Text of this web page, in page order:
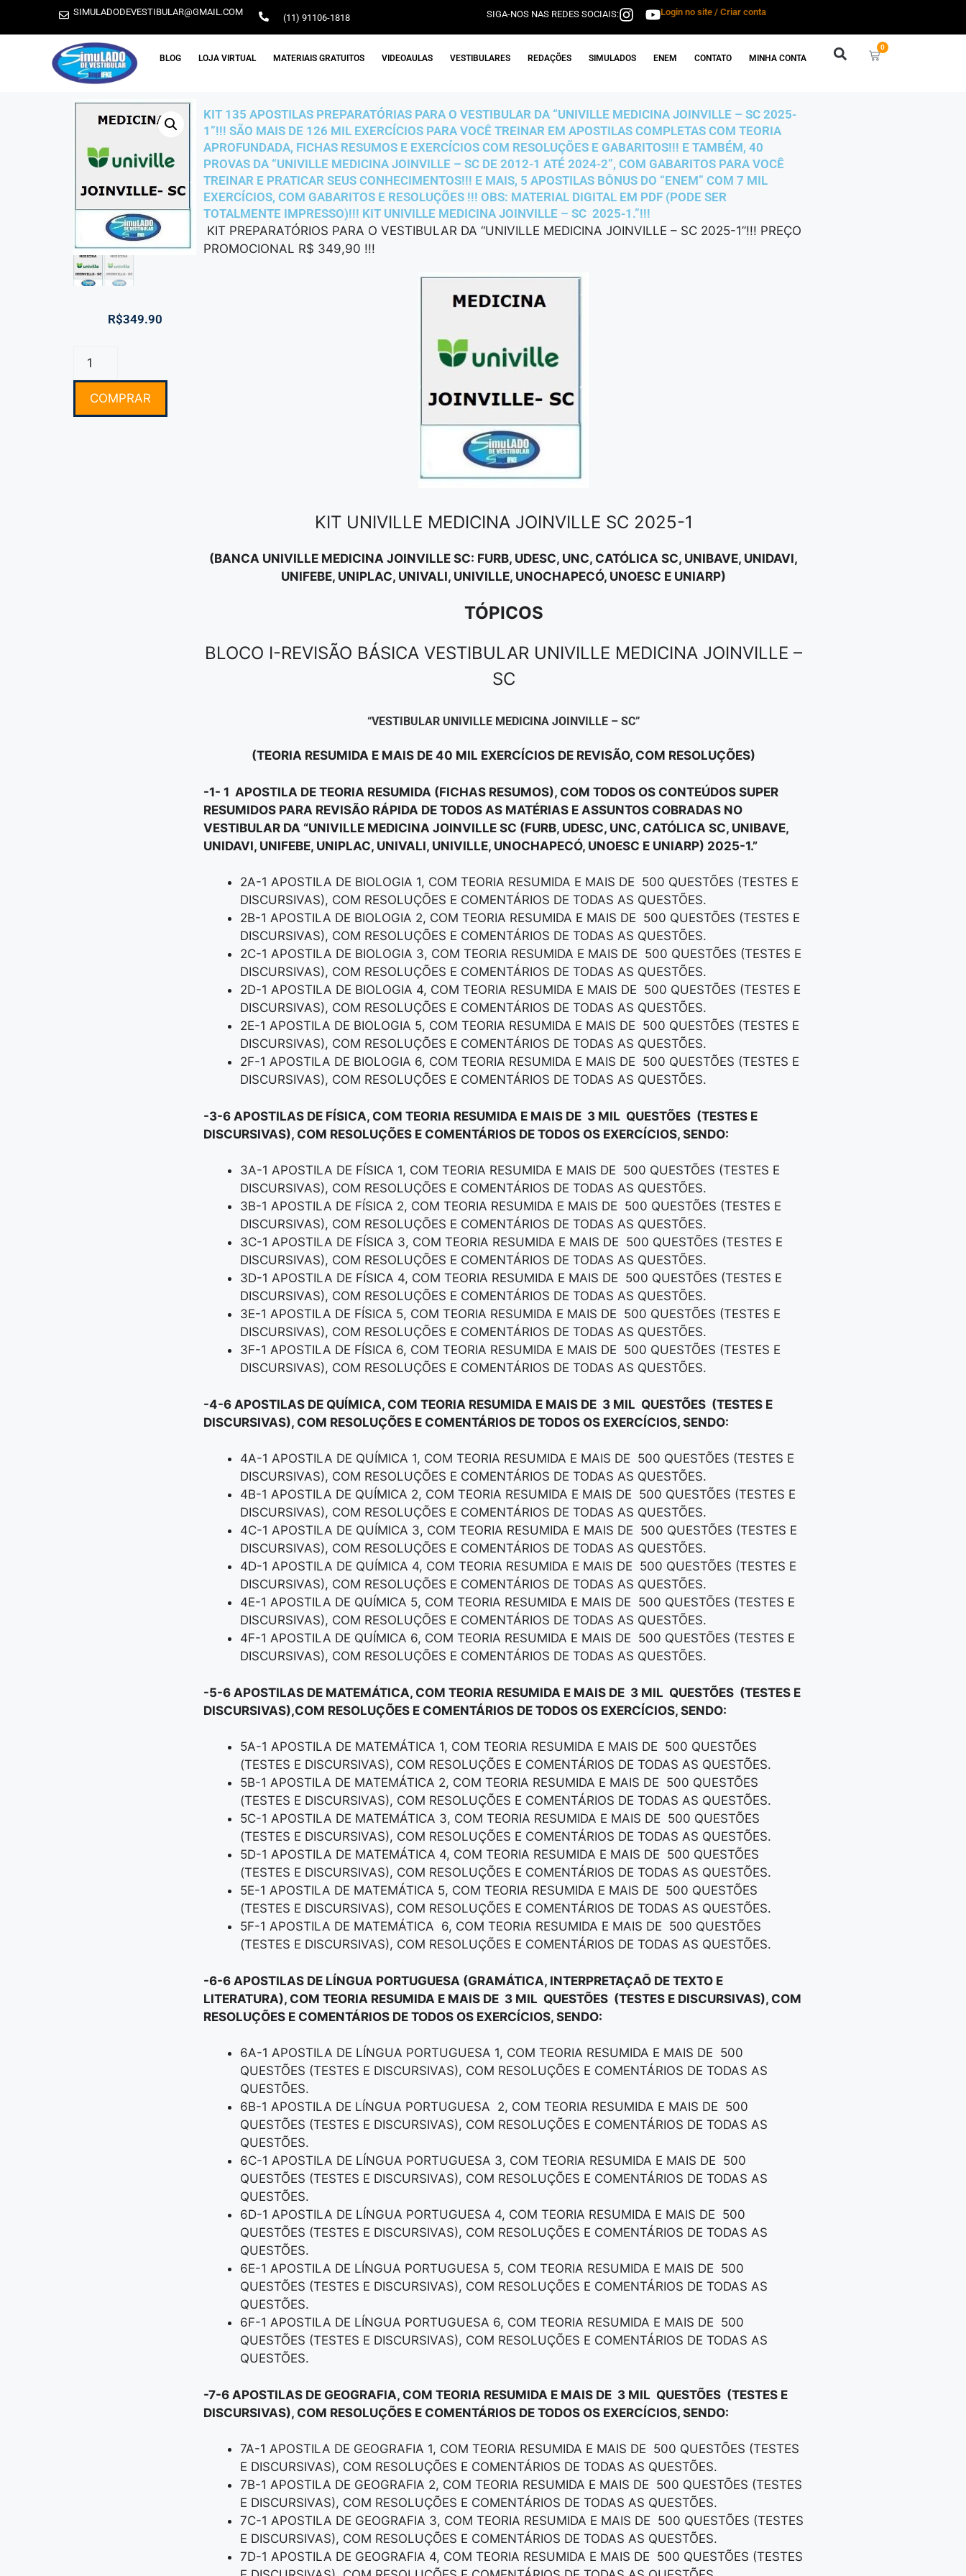
SIMULADODEVESTIBULAR@GMAIL.COM (11) 91106-1818 SIGA-NOS NAS REDES SOCIAIS: Login no site / Criar conta
BLOG LOJA VIRTUAL MATERIAIS GRATUITOS VIDEOAULAS VESTIBULARES REDAÇÕES SIMULADOS ENEM CONTATO MINHA CONTA
0
R$349.90
COMPRAR
KIT 135 APOSTILAS PREPARATÓRIAS PARA O VESTIBULAR DA “UNIVILLE MEDICINA JOINVILLE – SC 2025-
1”!!! SÃO MAIS DE 126 MIL EXERCÍCIOS PARA VOCÊ TREINAR EM APOSTILAS COMPLETAS COM TEORIA
APROFUNDADA, FICHAS RESUMOS E EXERCÍCIOS COM RESOLUÇÕES E GABARITOS!!! E TAMBÉM, 40
PROVAS DA “UNIVILLE MEDICINA JOINVILLE – SC DE 2012-1 ATÉ 2024-2”, COM GABARITOS PARA VOCÊ
TREINAR E PRATICAR SEUS CONHECIMENTOS!!! E MAIS, 5 APOSTILAS BÔNUS DO “ENEM” COM 7 MIL
EXERCÍCIOS, COM GABARITOS E RESOLUÇÕES !!! OBS: MATERIAL DIGITAL EM PDF (PODE SER
TOTALMENTE IMPRESSO)!!! KIT UNIVILLE MEDICINA JOINVILLE – SC 2025-1.”!!!
KIT PREPARATÓRIOS PARA O VESTIBULAR DA “UNIVILLE MEDICINA JOINVILLE – SC 2025-1”!!! PREÇO
PROMOCIONAL R$ 349,90 !!!
KIT UNIVILLE MEDICINA JOINVILLE SC 2025-1
(BANCA UNIVILLE MEDICINA JOINVILLE SC: FURB, UDESC, UNC, CATÓLICA SC, UNIBAVE, UNIDAVI,
UNIFEBE, UNIPLAC, UNIVALI, UNIVILLE, UNOCHAPECÓ, UNOESC E UNIARP)
TÓPICOS
BLOCO I-REVISÃO BÁSICA VESTIBULAR UNIVILLE MEDICINA JOINVILLE –
SC
“VESTIBULAR UNIVILLE MEDICINA JOINVILLE – SC”
(TEORIA RESUMIDA E MAIS DE 40 MIL EXERCÍCIOS DE REVISÃO, COM RESOLUÇÕES)
-1- 1 APOSTILA DE TEORIA RESUMIDA (FICHAS RESUMOS), COM TODOS OS CONTEÚDOS SUPER
RESUMIDOS PARA REVISÃO RÁPIDA DE TODOS AS MATÉRIAS E ASSUNTOS COBRADAS NO
VESTIBULAR DA “UNIVILLE MEDICINA JOINVILLE SC (FURB, UDESC, UNC, CATÓLICA SC, UNIBAVE,
UNIDAVI, UNIFEBE, UNIPLAC, UNIVALI, UNIVILLE, UNOCHAPECÓ, UNOESC E UNIARP) 2025-1.”
2A-1 APOSTILA DE BIOLOGIA 1, COM TEORIA RESUMIDA E MAIS DE 500 QUESTÕES (TESTES E
DISCURSIVAS), COM RESOLUÇÕES E COMENTÁRIOS DE TODAS AS QUESTÕES.
2B-1 APOSTILA DE BIOLOGIA 2, COM TEORIA RESUMIDA E MAIS DE 500 QUESTÕES (TESTES E
DISCURSIVAS), COM RESOLUÇÕES E COMENTÁRIOS DE TODAS AS QUESTÕES.
2C-1 APOSTILA DE BIOLOGIA 3, COM TEORIA RESUMIDA E MAIS DE 500 QUESTÕES (TESTES E
DISCURSIVAS), COM RESOLUÇÕES E COMENTÁRIOS DE TODAS AS QUESTÕES.
2D-1 APOSTILA DE BIOLOGIA 4, COM TEORIA RESUMIDA E MAIS DE 500 QUESTÕES (TESTES E
DISCURSIVAS), COM RESOLUÇÕES E COMENTÁRIOS DE TODAS AS QUESTÕES.
2E-1 APOSTILA DE BIOLOGIA 5, COM TEORIA RESUMIDA E MAIS DE 500 QUESTÕES (TESTES E
DISCURSIVAS), COM RESOLUÇÕES E COMENTÁRIOS DE TODAS AS QUESTÕES.
2F-1 APOSTILA DE BIOLOGIA 6, COM TEORIA RESUMIDA E MAIS DE 500 QUESTÕES (TESTES E
DISCURSIVAS), COM RESOLUÇÕES E COMENTÁRIOS DE TODAS AS QUESTÕES.
-3-6 APOSTILAS DE FÍSICA, COM TEORIA RESUMIDA E MAIS DE 3 MIL QUESTÕES (TESTES E
DISCURSIVAS), COM RESOLUÇÕES E COMENTÁRIOS DE TODOS OS EXERCÍCIOS, SENDO:
3A-1 APOSTILA DE FÍSICA 1, COM TEORIA RESUMIDA E MAIS DE 500 QUESTÕES (TESTES E
DISCURSIVAS), COM RESOLUÇÕES E COMENTÁRIOS DE TODAS AS QUESTÕES.
3B-1 APOSTILA DE FÍSICA 2, COM TEORIA RESUMIDA E MAIS DE 500 QUESTÕES (TESTES E
DISCURSIVAS), COM RESOLUÇÕES E COMENTÁRIOS DE TODAS AS QUESTÕES.
3C-1 APOSTILA DE FÍSICA 3, COM TEORIA RESUMIDA E MAIS DE 500 QUESTÕES (TESTES E
DISCURSIVAS), COM RESOLUÇÕES E COMENTÁRIOS DE TODAS AS QUESTÕES.
3D-1 APOSTILA DE FÍSICA 4, COM TEORIA RESUMIDA E MAIS DE 500 QUESTÕES (TESTES E
DISCURSIVAS), COM RESOLUÇÕES E COMENTÁRIOS DE TODAS AS QUESTÕES.
3E-1 APOSTILA DE FÍSICA 5, COM TEORIA RESUMIDA E MAIS DE 500 QUESTÕES (TESTES E
DISCURSIVAS), COM RESOLUÇÕES E COMENTÁRIOS DE TODAS AS QUESTÕES.
3F-1 APOSTILA DE FÍSICA 6, COM TEORIA RESUMIDA E MAIS DE 500 QUESTÕES (TESTES E
DISCURSIVAS), COM RESOLUÇÕES E COMENTÁRIOS DE TODAS AS QUESTÕES.
-4-6 APOSTILAS DE QUÍMICA, COM TEORIA RESUMIDA E MAIS DE 3 MIL QUESTÕES (TESTES E
DISCURSIVAS), COM RESOLUÇÕES E COMENTÁRIOS DE TODOS OS EXERCÍCIOS, SENDO:
4A-1 APOSTILA DE QUÍMICA 1, COM TEORIA RESUMIDA E MAIS DE 500 QUESTÕES (TESTES E
DISCURSIVAS), COM RESOLUÇÕES E COMENTÁRIOS DE TODAS AS QUESTÕES.
4B-1 APOSTILA DE QUÍMICA 2, COM TEORIA RESUMIDA E MAIS DE 500 QUESTÕES (TESTES E
DISCURSIVAS), COM RESOLUÇÕES E COMENTÁRIOS DE TODAS AS QUESTÕES.
4C-1 APOSTILA DE QUÍMICA 3, COM TEORIA RESUMIDA E MAIS DE 500 QUESTÕES (TESTES E
DISCURSIVAS), COM RESOLUÇÕES E COMENTÁRIOS DE TODAS AS QUESTÕES.
4D-1 APOSTILA DE QUÍMICA 4, COM TEORIA RESUMIDA E MAIS DE 500 QUESTÕES (TESTES E
DISCURSIVAS), COM RESOLUÇÕES E COMENTÁRIOS DE TODAS AS QUESTÕES.
4E-1 APOSTILA DE QUÍMICA 5, COM TEORIA RESUMIDA E MAIS DE 500 QUESTÕES (TESTES E
DISCURSIVAS), COM RESOLUÇÕES E COMENTÁRIOS DE TODAS AS QUESTÕES.
4F-1 APOSTILA DE QUÍMICA 6, COM TEORIA RESUMIDA E MAIS DE 500 QUESTÕES (TESTES E
DISCURSIVAS), COM RESOLUÇÕES E COMENTÁRIOS DE TODAS AS QUESTÕES.
-5-6 APOSTILAS DE MATEMÁTICA, COM TEORIA RESUMIDA E MAIS DE 3 MIL QUESTÕES (TESTES E
DISCURSIVAS),COM RESOLUÇÕES E COMENTÁRIOS DE TODOS OS EXERCÍCIOS, SENDO:
5A-1 APOSTILA DE MATEMÁTICA 1, COM TEORIA RESUMIDA E MAIS DE 500 QUESTÕES
(TESTES E DISCURSIVAS), COM RESOLUÇÕES E COMENTÁRIOS DE TODAS AS QUESTÕES.
5B-1 APOSTILA DE MATEMÁTICA 2, COM TEORIA RESUMIDA E MAIS DE 500 QUESTÕES
(TESTES E DISCURSIVAS), COM RESOLUÇÕES E COMENTÁRIOS DE TODAS AS QUESTÕES.
5C-1 APOSTILA DE MATEMÁTICA 3, COM TEORIA RESUMIDA E MAIS DE 500 QUESTÕES
(TESTES E DISCURSIVAS), COM RESOLUÇÕES E COMENTÁRIOS DE TODAS AS QUESTÕES.
5D-1 APOSTILA DE MATEMÁTICA 4, COM TEORIA RESUMIDA E MAIS DE 500 QUESTÕES
(TESTES E DISCURSIVAS), COM RESOLUÇÕES E COMENTÁRIOS DE TODAS AS QUESTÕES.
5E-1 APOSTILA DE MATEMÁTICA 5, COM TEORIA RESUMIDA E MAIS DE 500 QUESTÕES
(TESTES E DISCURSIVAS), COM RESOLUÇÕES E COMENTÁRIOS DE TODAS AS QUESTÕES.
5F-1 APOSTILA DE MATEMÁTICA 6, COM TEORIA RESUMIDA E MAIS DE 500 QUESTÕES
(TESTES E DISCURSIVAS), COM RESOLUÇÕES E COMENTÁRIOS DE TODAS AS QUESTÕES.
-6-6 APOSTILAS DE LÍNGUA PORTUGUESA (GRAMÁTICA, INTERPRETAÇAÕ DE TEXTO E
LITERATURA), COM TEORIA RESUMIDA E MAIS DE 3 MIL QUESTÕES (TESTES E DISCURSIVAS), COM
RESOLUÇÕES E COMENTÁRIOS DE TODOS OS EXERCÍCIOS, SENDO:
6A-1 APOSTILA DE LÍNGUA PORTUGUESA 1, COM TEORIA RESUMIDA E MAIS DE 500
QUESTÕES (TESTES E DISCURSIVAS), COM RESOLUÇÕES E COMENTÁRIOS DE TODAS AS
QUESTÕES.
6B-1 APOSTILA DE LÍNGUA PORTUGUESA 2, COM TEORIA RESUMIDA E MAIS DE 500
QUESTÕES (TESTES E DISCURSIVAS), COM RESOLUÇÕES E COMENTÁRIOS DE TODAS AS
QUESTÕES.
6C-1 APOSTILA DE LÍNGUA PORTUGUESA 3, COM TEORIA RESUMIDA E MAIS DE 500
QUESTÕES (TESTES E DISCURSIVAS), COM RESOLUÇÕES E COMENTÁRIOS DE TODAS AS
QUESTÕES.
6D-1 APOSTILA DE LÍNGUA PORTUGUESA 4, COM TEORIA RESUMIDA E MAIS DE 500
QUESTÕES (TESTES E DISCURSIVAS), COM RESOLUÇÕES E COMENTÁRIOS DE TODAS AS
QUESTÕES.
6E-1 APOSTILA DE LÍNGUA PORTUGUESA 5, COM TEORIA RESUMIDA E MAIS DE 500
QUESTÕES (TESTES E DISCURSIVAS), COM RESOLUÇÕES E COMENTÁRIOS DE TODAS AS
QUESTÕES.
6F-1 APOSTILA DE LÍNGUA PORTUGUESA 6, COM TEORIA RESUMIDA E MAIS DE 500
QUESTÕES (TESTES E DISCURSIVAS), COM RESOLUÇÕES E COMENTÁRIOS DE TODAS AS
QUESTÕES.
-7-6 APOSTILAS DE GEOGRAFIA, COM TEORIA RESUMIDA E MAIS DE 3 MIL QUESTÕES (TESTES E
DISCURSIVAS), COM RESOLUÇÕES E COMENTÁRIOS DE TODOS OS EXERCÍCIOS, SENDO:
7A-1 APOSTILA DE GEOGRAFIA 1, COM TEORIA RESUMIDA E MAIS DE 500 QUESTÕES (TESTES
E DISCURSIVAS), COM RESOLUÇÕES E COMENTÁRIOS DE TODAS AS QUESTÕES.
7B-1 APOSTILA DE GEOGRAFIA 2, COM TEORIA RESUMIDA E MAIS DE 500 QUESTÕES (TESTES
E DISCURSIVAS), COM RESOLUÇÕES E COMENTÁRIOS DE TODAS AS QUESTÕES.
7C-1 APOSTILA DE GEOGRAFIA 3, COM TEORIA RESUMIDA E MAIS DE 500 QUESTÕES (TESTES
E DISCURSIVAS), COM RESOLUÇÕES E COMENTÁRIOS DE TODAS AS QUESTÕES.
7D-1 APOSTILA DE GEOGRAFIA 4, COM TEORIA RESUMIDA E MAIS DE 500 QUESTÕES (TESTES